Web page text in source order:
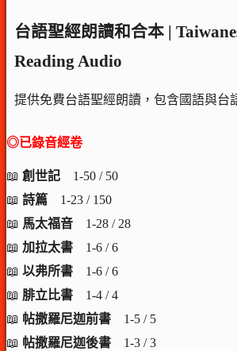
台語聖經朗讀和合本 |
Reading Audio
提供免費台語聖經朗讀，包含國語與台
◎已錄音經卷
📖 創世記 1-50 / 50
📖 詩篇 1-23 / 150
📖 馬太福音 1-28 / 28
📖 加拉太書 1-6 / 6
📖 以弗所書 1-6 / 6
📖 腓立比書 1-4 / 4
📖 帖撒羅尼迦前書 1-5 / 5
📖 帖撒羅尼迦後書 1-3 / 3